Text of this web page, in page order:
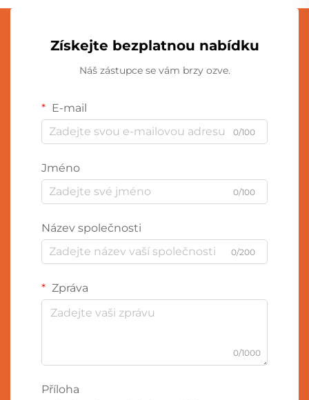
Získejte bezplatnou nabídku
Náš zástupce se vám brzy ozve.
E-mail
0/100
Jméno
0/100
Název společnosti
0/200
Zpráva
0/1000
Příloha